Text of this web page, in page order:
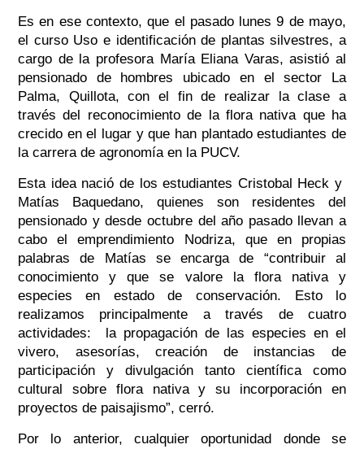
Es en ese contexto, que el pasado lunes 9 de mayo,
el curso Uso e identificación de plantas silvestres, a
cargo de la profesora María Eliana Varas, asistió al
pensionado de hombres ubicado en el sector La
Palma, Quillota, con el fin de realizar la clase a
través del reconocimiento de la flora nativa que ha
crecido en el lugar y que han plantado estudiantes de
la carrera de agronomía en la PUCV.
Esta idea nació de los estudiantes Cristobal Heck y
Matías Baquedano, quienes son residentes del
pensionado y desde octubre del año pasado llevan a
cabo el emprendimiento Nodriza, que en propias
palabras de Matías se encarga de “contribuir al
conocimiento y que se valore la flora nativa y
especies en estado de conservación. Esto lo
realizamos principalmente a través de cuatro
actividades: la propagación de las especies en el
vivero, asesorías, creación de instancias de
participación y divulgación tanto científica como
cultural sobre flora nativa y su incorporación en
proyectos de paisajismo”, cerró.
Por lo anterior, cualquier oportunidad donde se